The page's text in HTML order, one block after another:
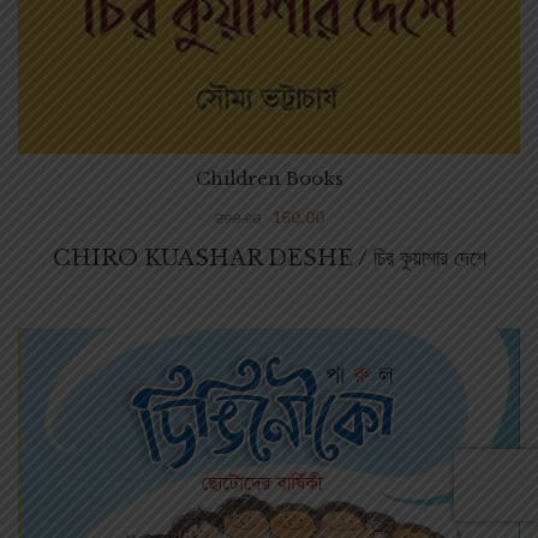
CHIRO KUASHAR DESHE / চির কুয়াশার দেশে
Children Books
200.00 160.00